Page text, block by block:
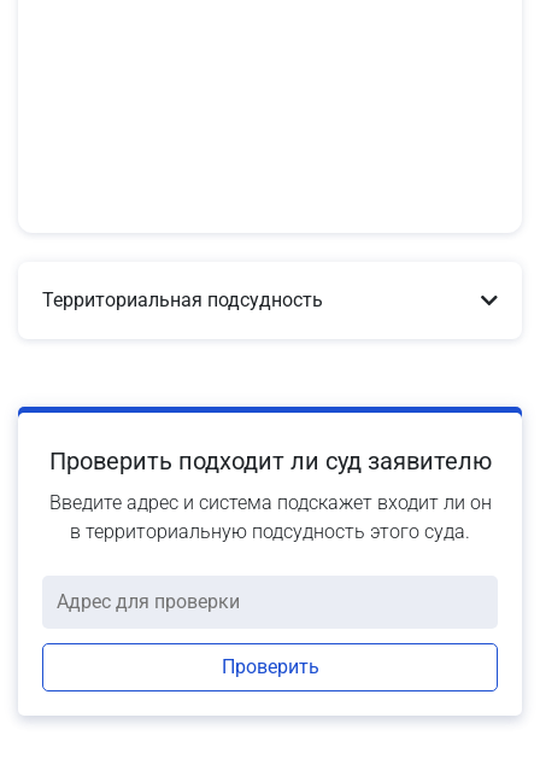
Территориальная подсудность
Проверить подходит ли суд заявителю
Введите адрес и система подскажет входит ли он
в территориальную подсудность этого суда.
Проверить